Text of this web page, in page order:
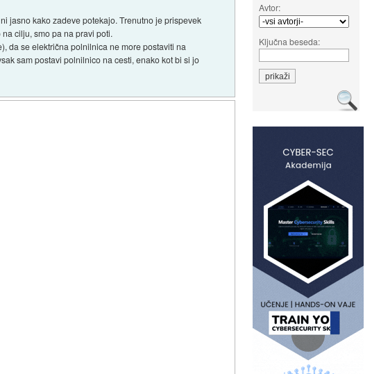
Avtor:
Ključna beseda:
jasno kako zadeve potekajo. Trenutno je prispevek
cilju, smo pa na pravi poti.
da se električna polnilnica ne more postaviti na
sam postavi polnilnico na cesti, enako kot bi si jo